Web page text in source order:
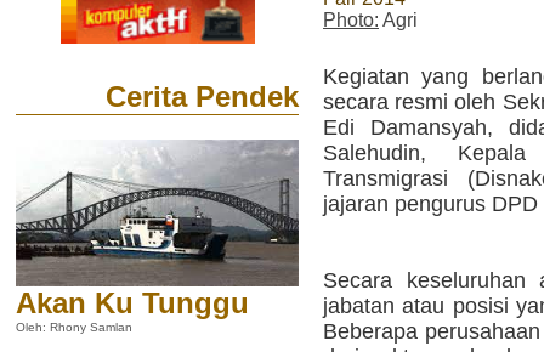
Cerita Pendek
Akan Ku Tunggu
Oleh: Rhony Samlan
Photo: Agri
Kegiatan yang
secara resmi oleh
Edi Damansyah,
Salehudin,
Transmigrasi
jajaran pengurus
Secara
jabatan atau posisi
Beberapa